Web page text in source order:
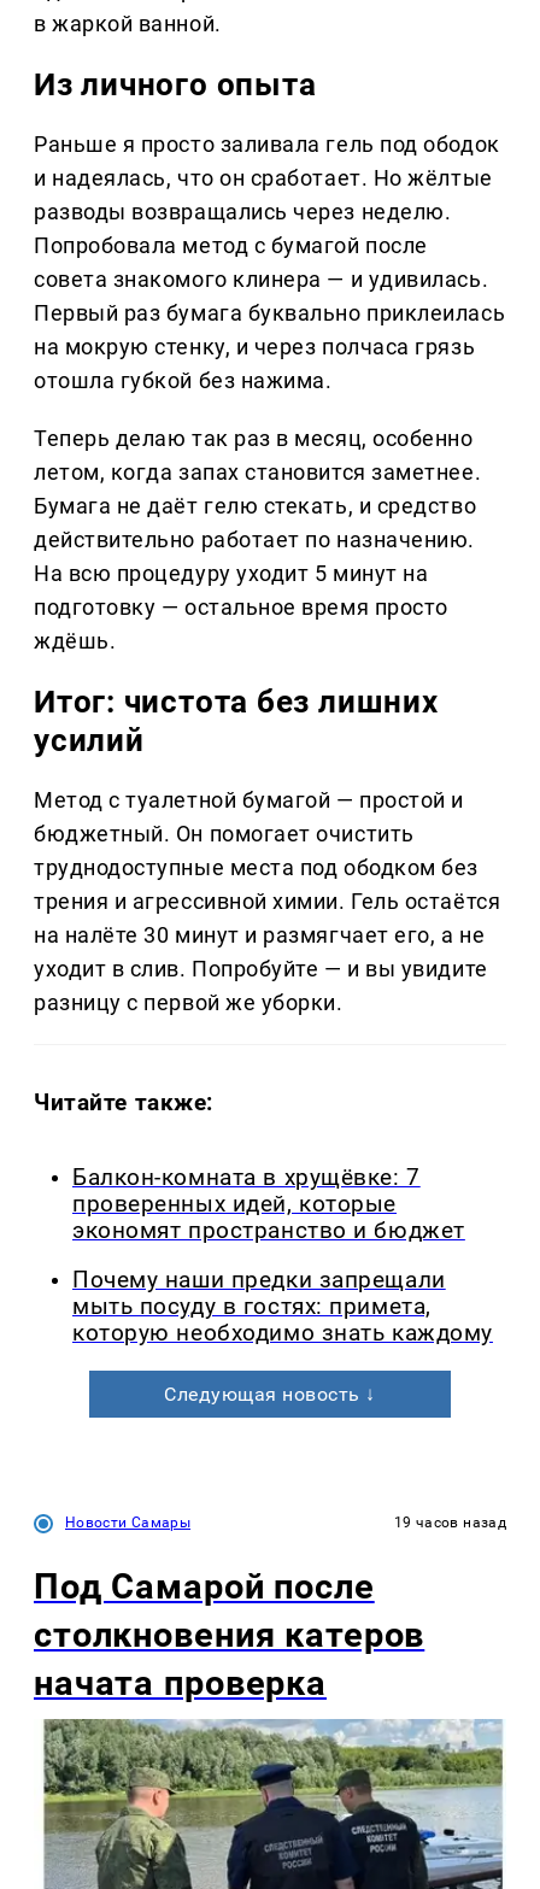
в жаркой ванной.
Из личного опыта
Раньше я просто заливала гель под ободок
и надеялась, что он сработает. Но жёлтые
разводы возвращались через неделю.
Попробовала метод с бумагой после
совета знакомого клинера — и удивилась.
Первый раз бумага буквально приклеилась
на мокрую стенку, и через полчаса грязь
отошла губкой без нажима.
Теперь делаю так раз в месяц, особенно
летом, когда запах становится заметнее.
Бумага не даёт гелю стекать, и средство
действительно работает по назначению.
На всю процедуру уходит 5 минут на
подготовку — остальное время просто
ждёшь.
Итог: чистота без лишних
усилий
Метод с туалетной бумагой — простой и
бюджетный. Он помогает очистить
труднодоступные места под ободком без
трения и агрессивной химии. Гель остаётся
на налёте 30 минут и размягчает его, а не
уходит в слив. Попробуйте — и вы увидите
разницу с первой же уборки.
Читайте также:
Балкон-комната в хрущёвке: 7
проверенных идей, которые
экономят пространство и бюджет
Почему наши предки запрещали
мыть посуду в гостях: примета,
которую необходимо знать каждому
Следующая новость ↓
Новости Самары 19 часов назад
Под Самарой после
столкновения катеров
начата проверка